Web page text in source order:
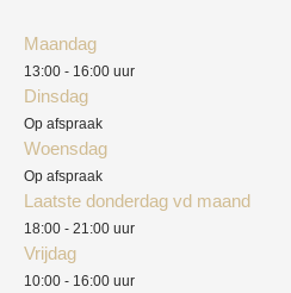
Maandag
13:00 - 16:00 uur
Dinsdag
Op afspraak
Woensdag
Op afspraak
Laatste donderdag vd maand
18:00 - 21:00 uur
Vrijdag
10:00 - 16:00 uur